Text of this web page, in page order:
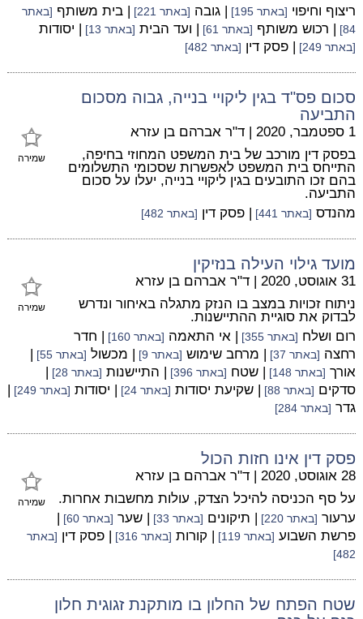
ריצוף וחיפוי [באתר 195] | גובה [באתר 221] | בית משותף [באתר
84]
| רכוש משותף [באתר 61] | ועד הבית [באתר 13] | יסודות
[באתר 249] | פסק דין [באתר 482]
סכום פס"ד בגין ליקויי בנייה, גבוה מסכום
התביעה
שמירה
1 ספטמבר, 2020 | ד"ר אברהם בן עזרא
בפסק דין מורכב של בית המשפט המחוזי בחיפה,
התייחס בית המשפט לאפשרות שסכומי התשלומים
בהם זכו התובעים בגין ליקויי בנייה, יעלו על סכום
התביעה.
מהנדס [באתר 441] | פסק דין [באתר 482]
מועד גילוי העילה בנזיקין
שמירה
31 אוגוסט, 2020 | ד"ר אברהם בן עזרא
ניתוח זכויות במצב בו הנזק מתגלה באיחור ונדרש
לבדוק את סוגיית ההתיישנות.
רום ושלח [באתר 355] | אי התאמה [באתר 160]
| חדר
רחצה [באתר 37] | מרחב שימוש [באתר 9] | מכשול [באתר 55]
|
אורך [באתר 148] | שטח [באתר 396] | התיישנות [באתר 28]
|
סדקים [באתר 88] | שקיעת יסודות [באתר 24] | יסודות [באתר 249]
|
גדר [באתר 284]
פסק דין אינו חזות הכול
שמירה
28 אוגוסט, 2020 | ד"ר אברהם בן עזרא
על סף הכניסה להיכל הצדק, עולות מחשבות אחרות.
ערעור [באתר 220] | תיקונים [באתר 33] | שער [באתר 60]
|
פרשת השבוע [באתר 119] | קורות [באתר 316] | פסק דין [באתר
482]
שטח הפתח של החלון בו מותקנת זגוגית חלון